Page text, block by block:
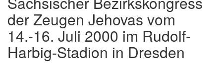
der Zeugen Jehovas vom
14.-16. Juli 2000 im Rudolf-
Harbig-Stadion in Dresden